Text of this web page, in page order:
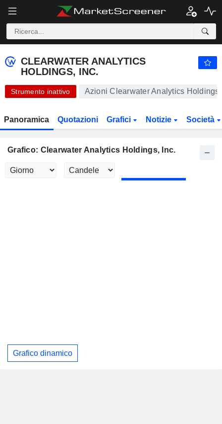
CLEARWATER ANALYTICS
HOLDINGS, INC.
Strumento inattivo Azioni Clearwater Analytics
Panoramica Quotazioni Grafici Notizie Società
Grafico: Clearwater Analytics Holdings, Inc.
Grafico dinamico